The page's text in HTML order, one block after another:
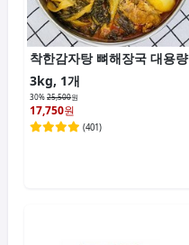
착한감자탕 뼈해장국 대용량
3kg, 1개
30%25,500원
17,750원
(401)